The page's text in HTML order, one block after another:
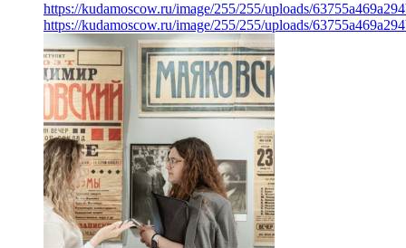
https://kudamoscow.ru/image/255/255/uploads/
https://kudamoscow.ru/image/255/255/uploads/